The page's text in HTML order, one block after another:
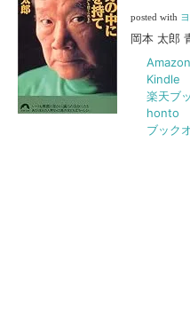
posted with
岡本 太郎
Amazon
Kindle
楽天ブ
honto
ブック